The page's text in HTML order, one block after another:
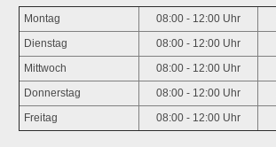
Montag 08:00 - 12:00 Uhr
Dienstag 08:00 - 12:00 Uhr
Mittwoch 08:00 - 12:00 Uhr
Donnerstag 08:00 - 12:00 Uhr
Freitag 08:00 - 12:00 Uhr